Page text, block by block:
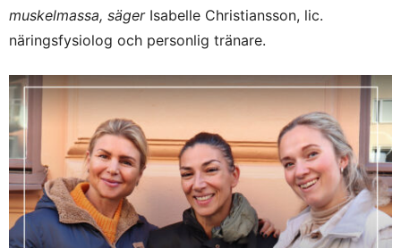
muskelmassa, säger Isabelle Christiansson, lic.
näringsfysiolog och personlig tränare.